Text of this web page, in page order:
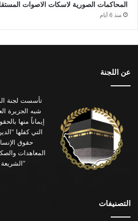
المحاكمات الصورية لاسكات الاصوات
منذ 6 أيام
عن اللجنة
تأسست لجنة
إيماناً منها
التي كفلها
حقوق
المعاهدات
التصنيفات